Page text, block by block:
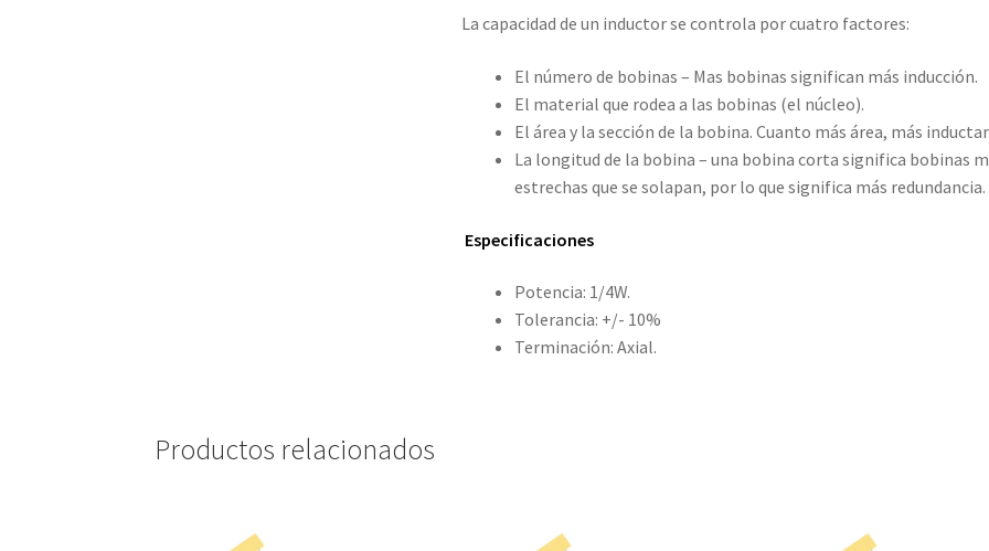
La capacidad de un inductor se controla por cuatro factores:
El número de bobinas – Mas bobinas significan más inducción.
El material que rodea a las bobinas (el núcleo).
El área y la sección de la bobina. Cuanto más área, más
La longitud de la bobina – una bobina corta significa bobinas
estrechas que se solapan, por lo que significa más redundancia.
Especificaciones
Potencia: 1/4W.
Tolerancia: +/- 10%
Terminación: Axial.
Productos relacionados